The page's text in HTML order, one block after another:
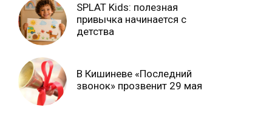
SPLAT Kids: полезная
привычка начинается с
детства
В Кишиневе «Последний
звонок» прозвенит 29 мая